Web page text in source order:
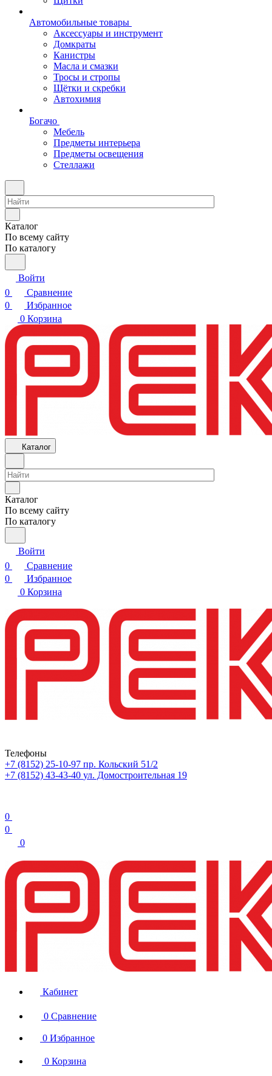
Автомобильные товары
Аксессуары и инструмент
Домкраты
Канистры
Масла и смазки
Тросы и стропы
Щётки и скребки
Автохимия
Богачо
Мебель
Предметы интерьера
Предметы освещения
Стеллажи
Каталог
По всему сайту
По каталогу
Войти
0
Сравнение
0
Избранное
0 Корзина
Каталог
Каталог
По всему сайту
По каталогу
Войти
0
Сравнение
0
Избранное
0 Корзина
Телефоны
+7 (8152) 25-10-97 пр. Кольский 51/2
+7 (8152) 43-43-40 ул. Домостроительная 19
0
0
0
Кабинет
0 Сравнение
0 Избранное
0 Корзина